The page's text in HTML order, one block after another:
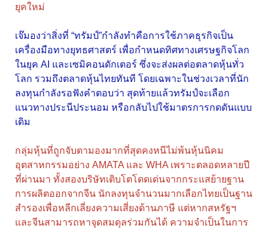
ยุคใหม่
เจ๊มองว่าสิ่งที่ “ทรัมป์”กำลังทำคือการใช้ภาคธุรกิจเป็น
เครื่องมือทางยุทธศาสตร์ เพื่อกำหนดทิศทางเศรษฐกิจโลก
ในยุค AI และเซมิคอนดักเตอร์ ซึ่งจะส่งผลต่อตลาดหุ้นทั่ว
โลก รวมถึงตลาดหุ้นไทยทันที โดยเฉพาะในช่วงเวลาที่นัก
ลงทุนกำลังรอฟังคำตอบว่า สุดท้ายแล้วทรัมป์จะเลือก
แนวทางประนีประนอม หรือกลับไปใช้มาตรการกดดันแบบ
เดิม
กลุ่มหุ้นที่ถูกจับตามองมากที่สุดคงหนีไม่พ้นหุ้นนิคม
อุตสาหกรรมอย่าง AMATA และ WHA เพราะตลอดหลายปี
ที่ผ่านมา ทั้งสองบริษัทเติบโตโดดเด่นจากกระแสย้ายฐาน
การผลิตออกจากจีน นักลงทุนจำนวนมากเลือกไทยเป็นฐาน
สำรองเพื่อหลีกเลี่ยงความเสี่ยงด้านภาษี แต่หากสหรัฐฯ
และจีนสามารถหาจุดสมดุลร่วมกันได้ ความจำเป็นในการ